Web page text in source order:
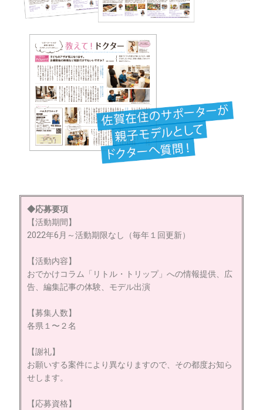
◆応募要項
【活動期間】
2022年6月～活動期限なし（毎年１回更新）
【活動内容】
おでかけコラム「リトル・トリップ」への情報提供、広
告、編集記事の体験、モデル出演
【募集人数】
各県１〜２名
【謝礼】
お願いする案件により異なりますので、その都度お知ら
せします。
【応募資格】